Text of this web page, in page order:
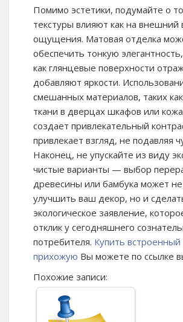
Помимо эстетики, подумайте о
текстуры влияют как на внешний
ощущения. Матовая отделка
обеспечить тонкую
как глянцевые поверхности
добавляют яркости.
смешанных материалов, таких
ткани в дверцах шкафов или
создает привлекательный
привлекает взгляд, не подавляя
Наконец, не упускайте из виду
чистые варианты — выбор
древесины или бамбука может не
улучшить ваш декор, но и
экологическое заявление,
отклик у сегодняшнего
потребителя. Купить
прихожую Вы можете по ссылке
Похожие записи: